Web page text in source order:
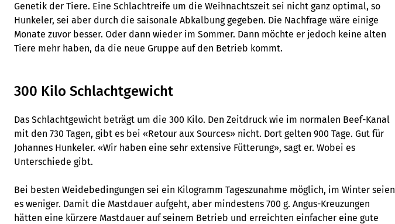
Genetik der Tiere. Eine Schlachtreife um die Weihnachtszeit sei nicht ganz optimal, so
Hunkeler, sei aber durch die saisonale Abkalbung gegeben. Die Nachfrage wäre einige
Monate zuvor besser. Oder dann wieder im Sommer. Dann möchte er jedoch keine alten
Tiere mehr haben, da die neue Gruppe auf den Betrieb kommt.
300 Kilo Schlachtgewicht
Das Schlachtgewicht beträgt um die 300 Kilo. Den Zeitdruck wie im normalen Beef-Kanal
mit den 730 Tagen, gibt es bei «Retour aux Sources» nicht. Dort gelten 900 Tage. Gut für
Johannes Hunkeler. «Wir haben eine sehr extensive Fütterung», sagt er. Wobei es
Unterschiede gibt.
Bei besten Weidebedingungen sei ein Kilogramm Tageszunahme möglich, im Winter seien
es weniger. Damit die Mastdauer aufgeht, aber mindestens 700 g. Angus-Kreuzungen
hätten eine kürzere Mastdauer auf seinem Betrieb und erreichten einfacher eine gute